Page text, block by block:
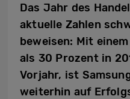
Das Jahr des
aktuelle Zahlen
beweisen: Mit
als 30 Prozent in
Vorjahr, ist
weiterhin auf